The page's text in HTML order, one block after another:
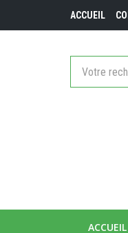
ACCUEIL
ACCUEIL